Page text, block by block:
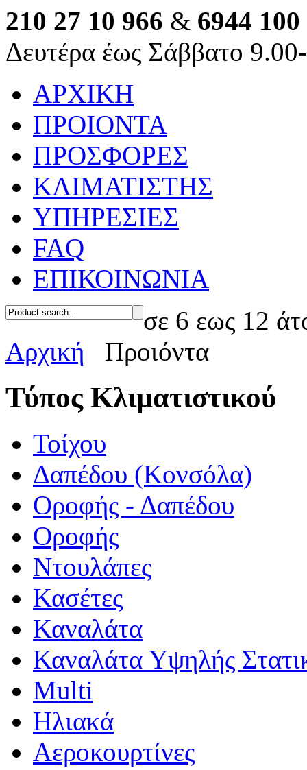
210 27 10 966 & 6944 100
Δευτέρα έως Σάββατο
ΑΡΧΙΚΗ
ΠΡΟΙΟΝΤΑ
ΠΡΟΣΦΟΡΕΣ
ΚΛΙΜΑΤΙΣΤΗΣ
ΥΠΗΡΕΣΙΕΣ
FAQ
ΕΠΙΚΟΙΝΩΝΙΑ
σε 6 εως 12
Αρχική
Προιόντα
Τύπος Κλιματιστικού
Τοίχου
Δαπέδου (Κονσόλα)
Οροφής - Δαπέδου
Οροφής
Ντουλάπες
Κασέτες
Καναλάτα
Καναλάτα Υψηλής
Multi
Ηλιακά
Αεροκουρτίνες